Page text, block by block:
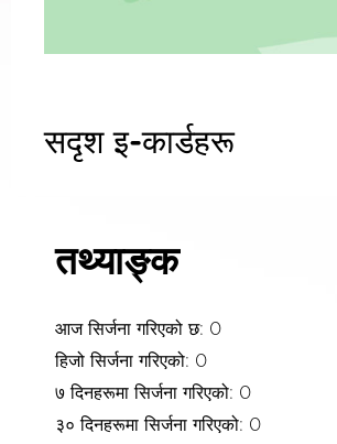
सदृश इ-कार्डहरू
तथ्याङ्क
आज सिर्जना गरिएको छ: 0
हिजो सिर्जना गरिएको: 0
७ दिनहरूमा सिर्जना गरिएको: 0
३० दिनहरूमा सिर्जना गरिएको: 0